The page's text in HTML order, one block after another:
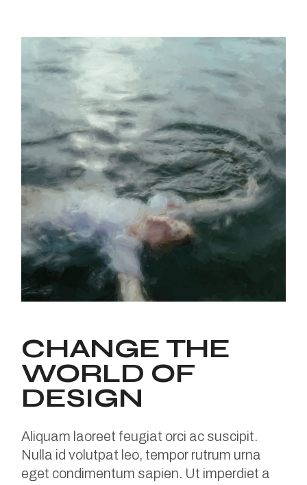
CHANGE THE
WORLD OF
DESIGN
Aliquam laoreet feugiat orci ac suscipit.
Nulla id volutpat leo, tempor rutrum urna
eget condimentum sapien. Ut imperdiet a